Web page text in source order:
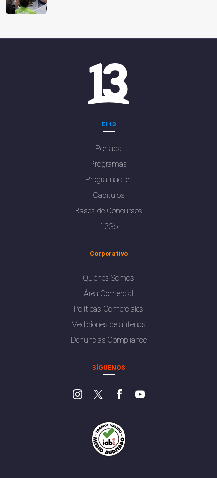
El 13
Portada
Programas
Programación
Capítulos
Bases de Concursos
13Go
Corporativo
Quiénes Somos
Área Comercial
Políticas Comerciales
Mediciones de antenas
Denuncias Compliance
SÍGUENOS